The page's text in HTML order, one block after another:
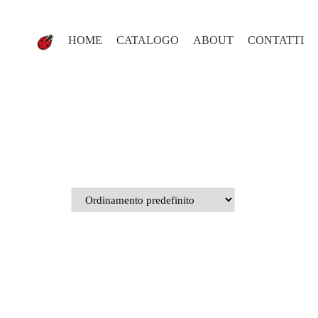
HOME CATALOGO ABOUT CONTATTI